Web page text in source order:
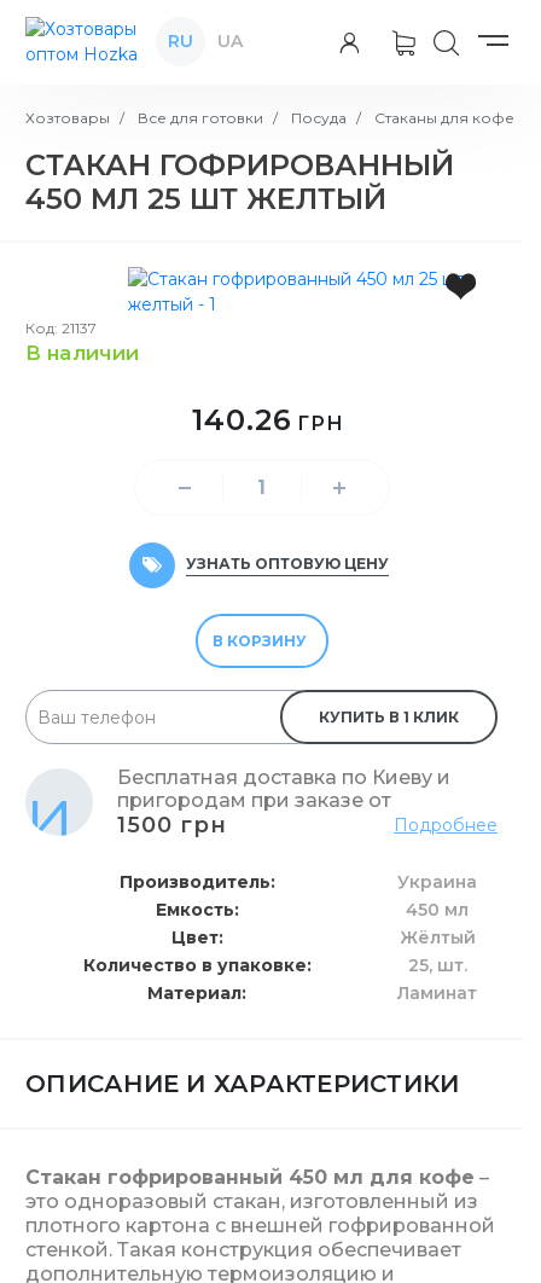
RU UA
Хозтовары Все для готовки Посуда Стаканы для кофе
СТАКАН ГОФРИРОВАННЫЙ
450 МЛ 25 ШТ ЖЕЛТЫЙ
Код: 21137
в наличии
140.26 ГРН
УЗНАТЬ ОПТОВУЮ ЦЕНУ
В КОРЗИНУ
КУПИТЬ В 1 КЛИК
Бесплатная доставка по Киеву и
пригородам при заказе от
1500 грн Подробнее
Производитель
Украина
Емкость
450 мл
Цвет
Жёлтый
Количество в упаковке
25, шт.
Материал
Ламинат
ОПИСАНИЕ И ХАРАКТЕРИСТИКИ
Стакан гофрированный 450 мл для кофе –
это одноразовый стакан, изготовленный из
плотного картона с внешней гофрированной
стенкой. Такая конструкция обеспечивает
дополнительную термоизоляцию и